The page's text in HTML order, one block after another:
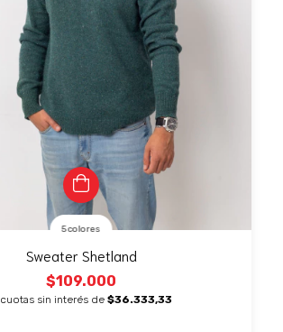
5 colores
Sweater Shetland
$109.000
cuotas sin interés de $36.333,33